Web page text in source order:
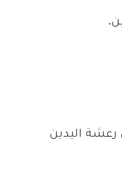
رعشة اليدين